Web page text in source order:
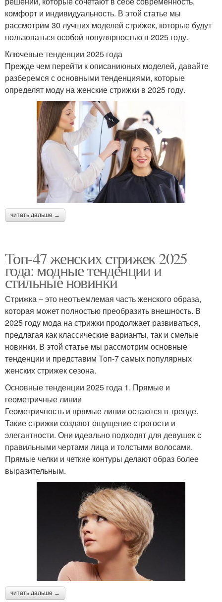
комфорт и индивидуальность. В этой статье мы
рассмотрим 30 лучших моделей стрижек, которые будут
пользоваться особой популярностью в 2025 году.
Ключевые тенденции 2025 года
Прежде чем перейти к описаниюных моделей, давайте
разберемся с основными тенденциями, которые
определят моду на женские стрижки в 2025 году.
читать дальше →
Топ-47 женских стрижек 2025
года: модные тенденции и
стильные новинки
Стрижка – это неотъемлемая часть женского образа,
которая может полностью преобразить внешность. В
2025 году мода на стрижки продолжает развиваться,
предлагая как классические варианты, так и смелые
новинки. В этой статье мы рассмотрим основные
тенденции и представим Топ-7 самых популярных
женских стрижек сезона.
Основные тенденции 2025 года 1. Прямые и
геометричные линии
Геометричность и прямые линии остаются в тренде.
Такие стрижки создают ощущение строгости и
элегантности. Они идеально подходят для девушек с
правильными чертами лица и толстыми волосами.
Прямые челки и четкие контуры делают образ более
выразительным.
читать дальше →